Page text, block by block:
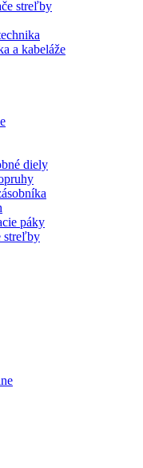
streľby
a kabeláže
diely
páky
streľby